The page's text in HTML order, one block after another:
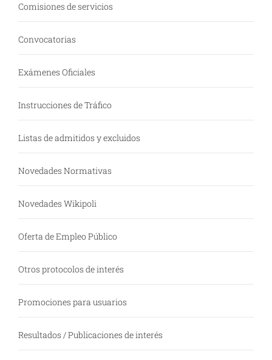
Comisiones de servicios
Convocatorias
Exámenes Oficiales
Instrucciones de Tráfico
Listas de admitidos y excluidos
Novedades Normativas
Novedades Wikipoli
Oferta de Empleo Público
Otros protocolos de interés
Promociones para usuarios
Resultados / Publicaciones de interés